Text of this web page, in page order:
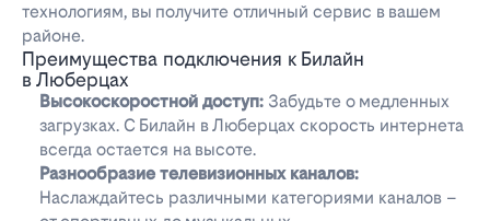
технологиям, вы получите отличный сервис в вашем
районе.
Преимущества подключения к Билайн
в Люберцах
Высокоскоростной доступ: Забудьте о медленных
загрузках. С Билайн в Люберцах скорость интернета
всегда остается на высоте.
Разнообразие телевизионных каналов:
Наслаждайтесь различными категориями каналов –